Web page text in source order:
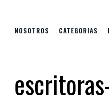
NOSOTROS CATEGORIAS